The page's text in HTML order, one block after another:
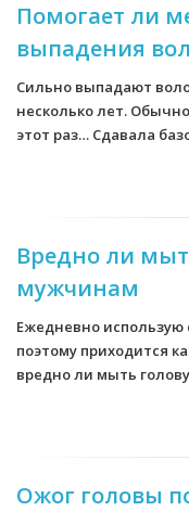
Помогает ли
выпадения
Сильно выпадают
несколько лет.
этот раз… Сдавала
Вредно ли
мужчинам
Ежедневно использую
поэтому приходится
вредно ли мыть
Ожог головы